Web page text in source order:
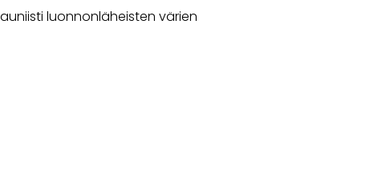
luonnonläheisten värien